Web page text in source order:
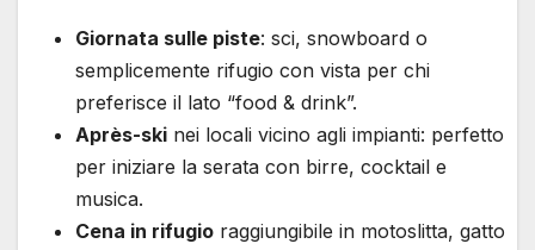
Giornata sulle piste: sci, snowboard o
semplicemente rifugio con vista per chi
preferisce il lato “food & drink”.
Après-ski nei locali vicino agli impianti: perfetto
per iniziare la serata con birre, cocktail e
musica.
Cena in rifugio raggiungibile in motoslitta, gatto